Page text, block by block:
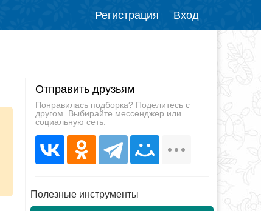
Регистрация Вход
Отправить друзьям
Понравилась подборка? Поделитесь с
другом. Выбирайте мессенджер или
социальную сеть.
Полезные инструменты